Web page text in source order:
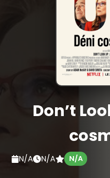
Don’t
N/A N/A N/A